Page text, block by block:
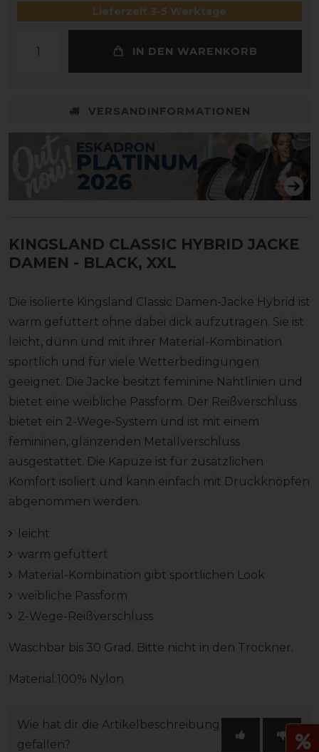
Lieferzeit 3-5 Werktage
IN DEN WARENKORB
VERSANDINFORMATIONEN
KINGSLAND CLASSIC HYBRID JACKE
DAMEN - BLACK, XXL
Die isolierte Kingsland Classic Damen-Jacke Hybrid ist
warm gefüttert ohne dabei dick aufzutragen. Sie ist
leicht, dünn und mit ihrer Material-Kombination
sportlich und für viele Wetterbedingungen
geeignet. Die Jacke besitzt feminine Nahtlinien und
bietet eine weibliche Passform. Der Reißverschluss
bietet ein 2-Wege-System und ist mit einem
femininen, glänzenden Metallverschluss
ausgestattet. Die Kapuze ist für zusätzlichen
Komfort isoliert und kann einfach mit Druckknöpfen
abgenommen werden.
leicht
warm gefüttert
Material-Kombination gibt sportlichen Look
weibliche Passform
2-Wege-Reißverschluss
Waschbar bis 30 Grad. Bitte nicht in den Trockner.
Material:100% Nylon
Wie hat dir die Artikelbeschreibung
gefallen?